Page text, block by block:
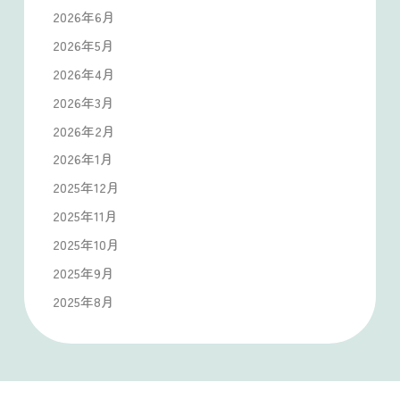
2026年6月
2026年5月
2026年4月
2026年3月
2026年2月
2026年1月
2025年12月
2025年11月
2025年10月
2025年9月
2025年8月